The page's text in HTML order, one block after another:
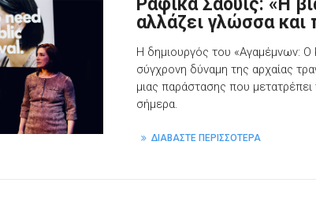
Ραφίκα Σαουίς: «Η
αλλάζει γλώσσα
Η δημιουργός του «Αγαμέμνων: Ο
σύγχρονη δύναμη της αρχαίας
μιας παράστασης που
σήμερα.
ΔΙΑΒΑΣΤΕ ΠΕΡΙΣΣΟΤΕΡΑ